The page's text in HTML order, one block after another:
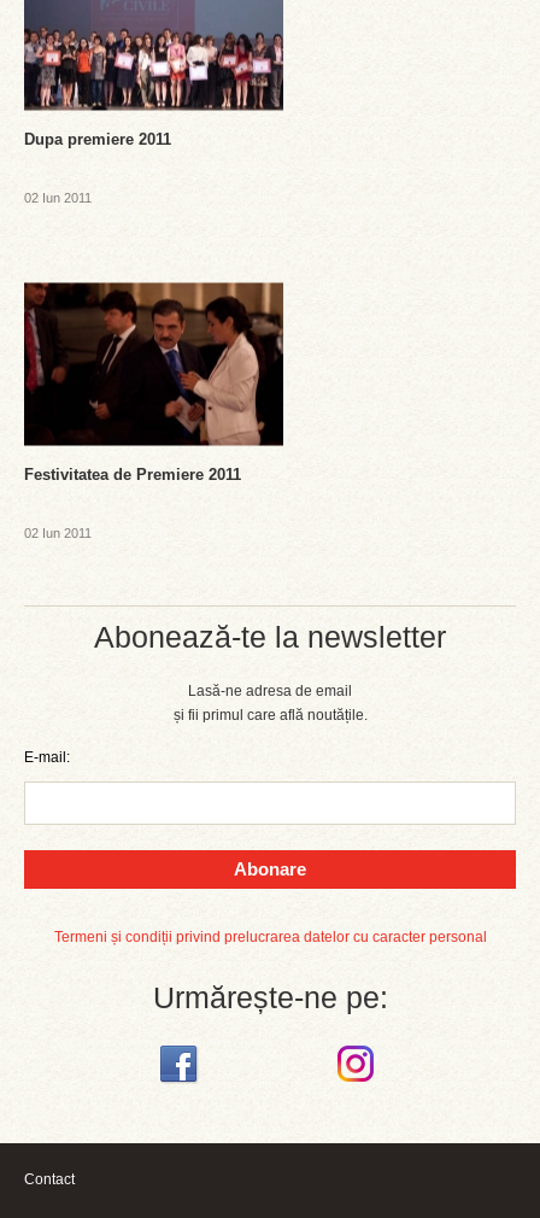
Abonează-te la newsletter
Lasă-ne adresa de email
și fii primul care află noutățile.
E-mail:
Abonare
Termeni și condiții privind prelucrarea datelor cu caracter personal
Urmărește-ne pe:
Dupa premiere 2011
02 Iun 2011
Festivitatea de Premiere 2011
02 Iun 2011
Contact